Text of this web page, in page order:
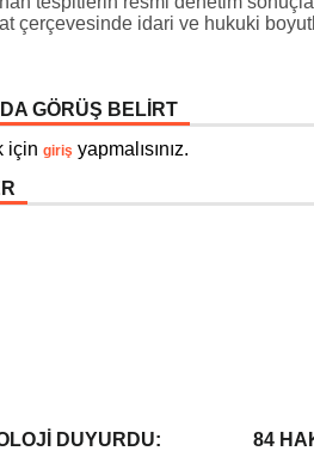
çerçevesinde idari ve hukuki
GÖRÜŞ BELİRT
için giriş yapmalısınız.
DUYURDU:
84